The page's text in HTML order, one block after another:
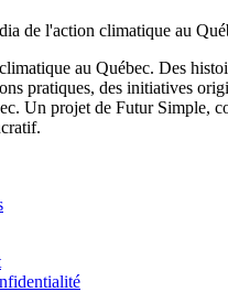
au Québec. Des
pratiques, des initiatives
Un projet de Futur Simple,